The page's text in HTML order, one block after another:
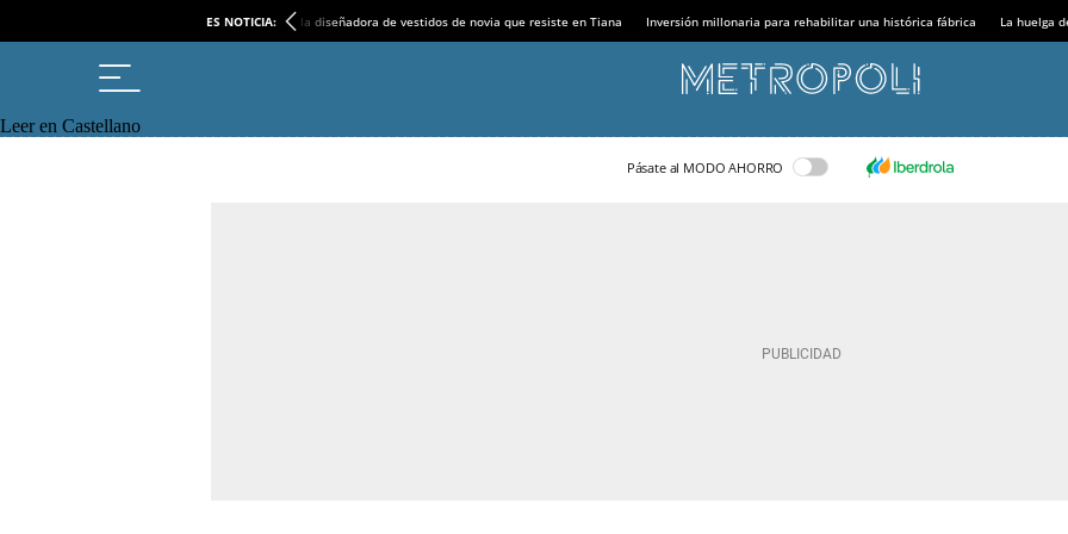
ES NOTICIA: la diseñadora de vestidos de novia que resiste en Tiana Inversión millonaria para rehabilitar una histórica fábrica La huelga
Leer en Castellano
Pásate al MODO AHORRO